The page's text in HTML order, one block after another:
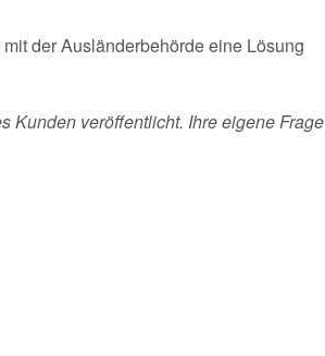
der Ausländerbehörde eine Lösung
Kunden veröffentlicht. Ihre eigene Frage